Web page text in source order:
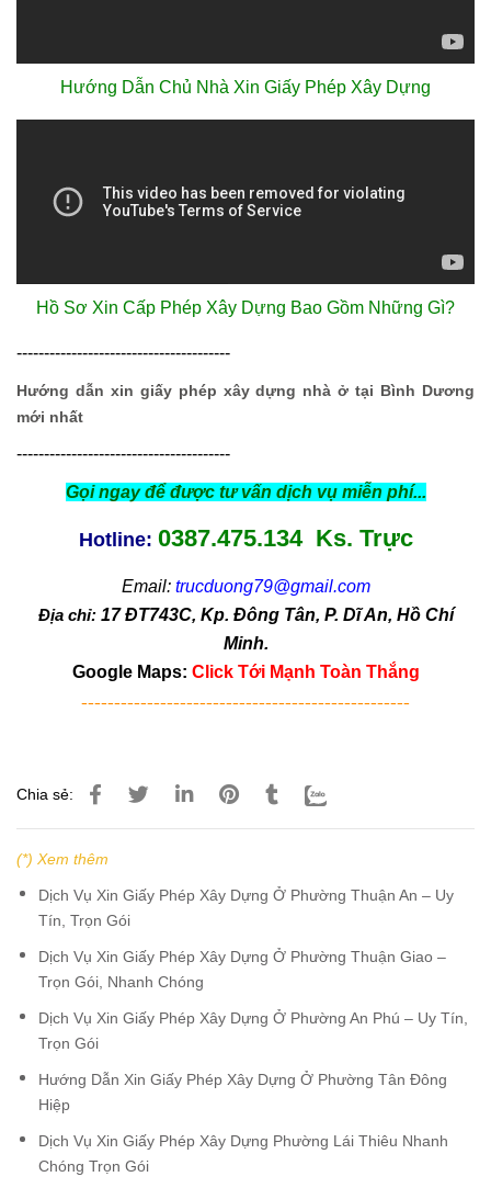
Hướng Dẫn Chủ Nhà Xin Giấy Phép Xây Dựng
Hồ Sơ Xin Cấp Phép Xây Dựng Bao Gồm Những Gì?
---------------------------------------
Hướng dẫn xin giấy phép xây dựng nhà ở tại Bình Dương
mới nhất
---------------------------------------
Gọi ngay để được tư vấn dịch vụ miễn phí...
Hotline: 0387.475.134 Ks. Trực
Email: trucduong79@gmail.com
Địa chỉ: 17 ĐT743C, Kp. Đông Tân, P. Dĩ An, Hồ Chí
Minh.
Google Maps: Click Tới Mạnh Toàn Thắng
--------------------------------------------------
Chia sẻ:
(*) Xem thêm
Dịch Vụ Xin Giấy Phép Xây Dựng Ở Phường Thuận An – Uy
Tín, Trọn Gói
Dịch Vụ Xin Giấy Phép Xây Dựng Ở Phường Thuận Giao –
Trọn Gói, Nhanh Chóng
Dịch Vụ Xin Giấy Phép Xây Dựng Ở Phường An Phú – Uy Tín,
Trọn Gói
Hướng Dẫn Xin Giấy Phép Xây Dựng Ở Phường Tân Đông
Hiệp
Dịch Vụ Xin Giấy Phép Xây Dựng Phường Lái Thiêu Nhanh
Chóng Trọn Gói